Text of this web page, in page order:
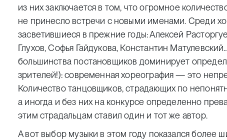
из них заключается в том, что огромное
не принесло встречи с новыми именами. Среди
засветившиеся в прежние годы: Алексей
Глухов, Софья Гайдукова, Константин
большинства постановщиков доминирует
зрителей!): современная хореография — это
Количество танцовщиков, страдающих по
а иногда и без них ­на конкурсе определенно
этим страдальцам ставил один и тот же автор.
А вот выбор музыки в этом году показался